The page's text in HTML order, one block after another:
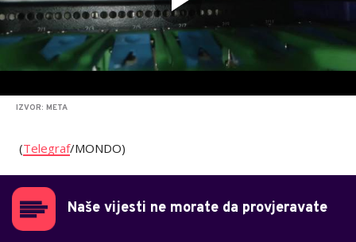
IZVOR: META
(Telegraf/MONDO)
Naše vijesti ne morate da provjeravate